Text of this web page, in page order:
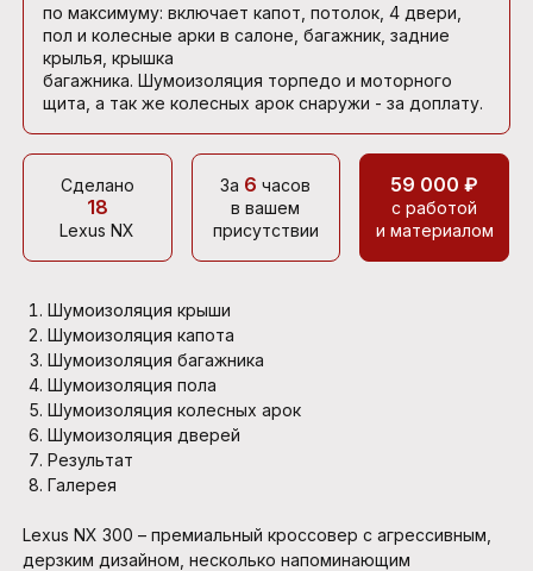
по максимуму: включает капот, потолок, 4 двери,
пол и колесные арки в салоне, багажник, задние
крылья, крышка
багажника. Шумоизоляция торпедо и моторного
щита, а так же колесных арок снаружи - за доплату.
Сделано
18
Lexus NX
За 6 часов
в вашем
присутствии
59 000 ₽
с работой
и материалом
Шумоизоляция крыши
Шумоизоляция капота
Шумоизоляция багажника
Шумоизоляция пола
Шумоизоляция колесных арок
Шумоизоляция дверей
Результат
Галерея
Lexus NX 300 – премиальный кроссовер с агрессивным,
дерзким дизайном, несколько напоминающим